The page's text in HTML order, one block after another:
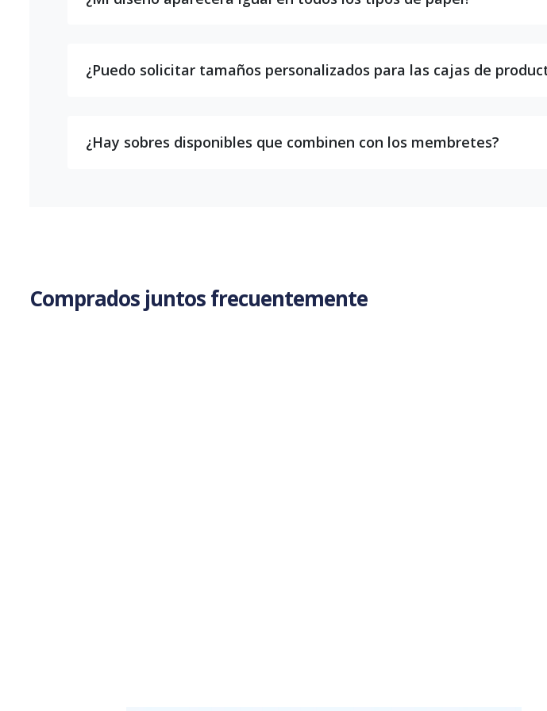
¿Puedo solicitar tamaños personalizados para las cajas de
¿Hay sobres disponibles que combinen con los membretes?
Comprados juntos frecuentemente